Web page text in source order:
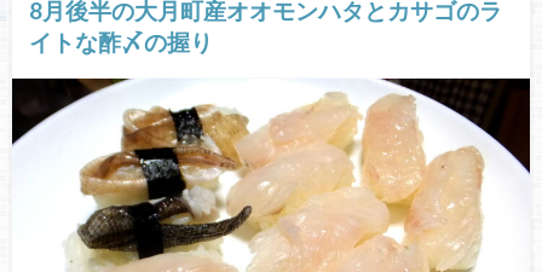
8月後半の大月町産オオモンハタとカサゴのラ
イトな酢〆の握り